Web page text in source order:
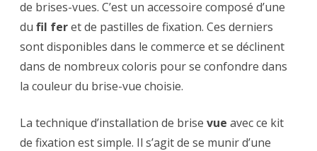
de brises-vues. C’est un accessoire composé d’une
du fil feret de pastilles de fixation. Ces derniers
sont disponibles dans le commerce et se déclinent
dans de nombreux coloris pour se confondre dans
la couleur du brise-vue choisie.
La technique d’installation de brise vue avec ce kit
de fixation est simple. Il s’agit de se munir d’une